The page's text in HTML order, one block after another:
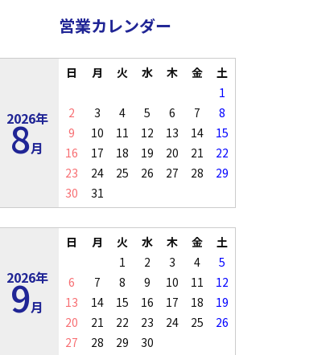
営業カレンダー
2026年
8月
日 月 火 水 木 金
土
1
2
3 4 5 6 7
8
9
10 11 12 13 14
15
16
17 18 19 20 21
22
23
24 25 26 27 28
29
30
31
2026年
9月
日 月 火 水 木 金
土
1
2 3 4
5
6
7 8 9 10 11
12
13
14 15 16 17 18
19
20
21 22 23 24 25
26
27
28 29 30